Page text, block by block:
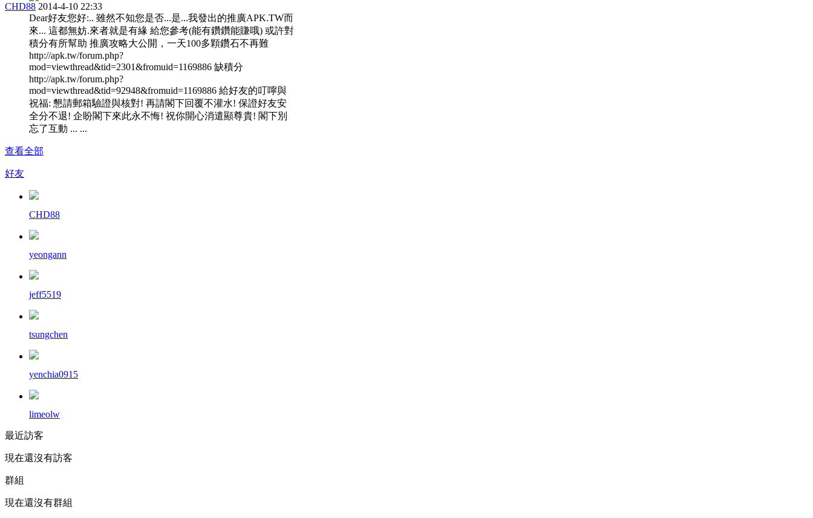
CHD88 2014-4-10 22:33
Dear好友您好:.. 雖然不知您是否...是...我發出的推廣APK.TW而
來... 這都無妨.來者就是有緣 給您參考(能有鑽鑽能賺哦) 或許對
積分有所幫助 推廣攻略大公開，一天100多顆鑽石不再難
http://apk.tw/forum.php?
mod=viewthread&tid=2301&fromuid=1169886 缺積分
http://apk.tw/forum.php?
mod=viewthread&tid=92948&fromuid=1169886 給好友的叮嚀與
祝福: 懇請郵箱驗證與核對! 再請閣下回覆不灌水! 保證好友安
全分不退! 企盼閣下來此永不悔! 祝你開心消遣顯尊貴! 閣下別
忘了互動 ... ...
查看全部
好友
CHD88
yeongann
jeff5519
tsungchen
yenchia0915
limeolw
最近訪客
現在還沒有訪客
群組
現在還沒有群組